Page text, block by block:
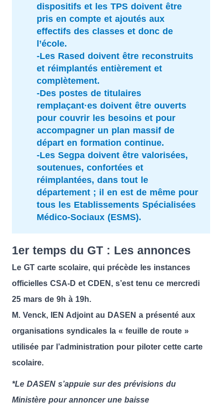
dispositifs et les TPS doivent être
pris en compte et ajoutés aux
effectifs des classes et donc de
l’école.
-Les Rased doivent être reconstruits
et réimplantés entièrement et
complètement.
-Des postes de titulaires
remplaçant·es doivent être ouverts
pour couvrir les besoins et pour
accompagner un plan massif de
départ en formation continue.
-Les Segpa doivent être valorisées,
soutenues, confortées et
réimplantées, dans tout le
département ; il en est de même pour
tous les Etablissements Spécialisées
Médico-Sociaux (ESMS).
1er temps du GT : Les annonces
Le GT carte scolaire, qui précède les instances
officielles CSA-D et CDEN, s’est tenu ce mercredi
25 mars de 9h à 19h.
M. Venck, IEN Adjoint au DASEN a présenté aux
organisations syndicales la « feuille de route »
utilisée par l’administration pour piloter cette carte
scolaire.
*Le DASEN s’appuie sur des prévisions du
Ministère pour annoncer une baisse